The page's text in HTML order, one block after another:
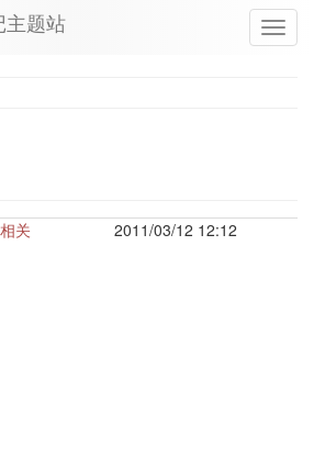
主题站
关 2011/03/12 12:12